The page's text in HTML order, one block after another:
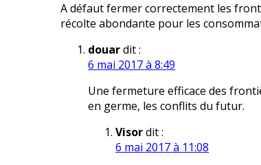
A défaut fermer correctement les
récolte abondante pour les
douardit :
6 mai 2017 à 8:49
Une fermeture efficace des
en germe, les conflits du futur.
Visordit :
6 mai 2017 à 11:08